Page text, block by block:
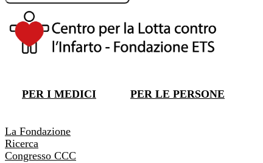
PER I MEDICI PER LE PERSONE
La Fondazione
Ricerca
Congresso CCC